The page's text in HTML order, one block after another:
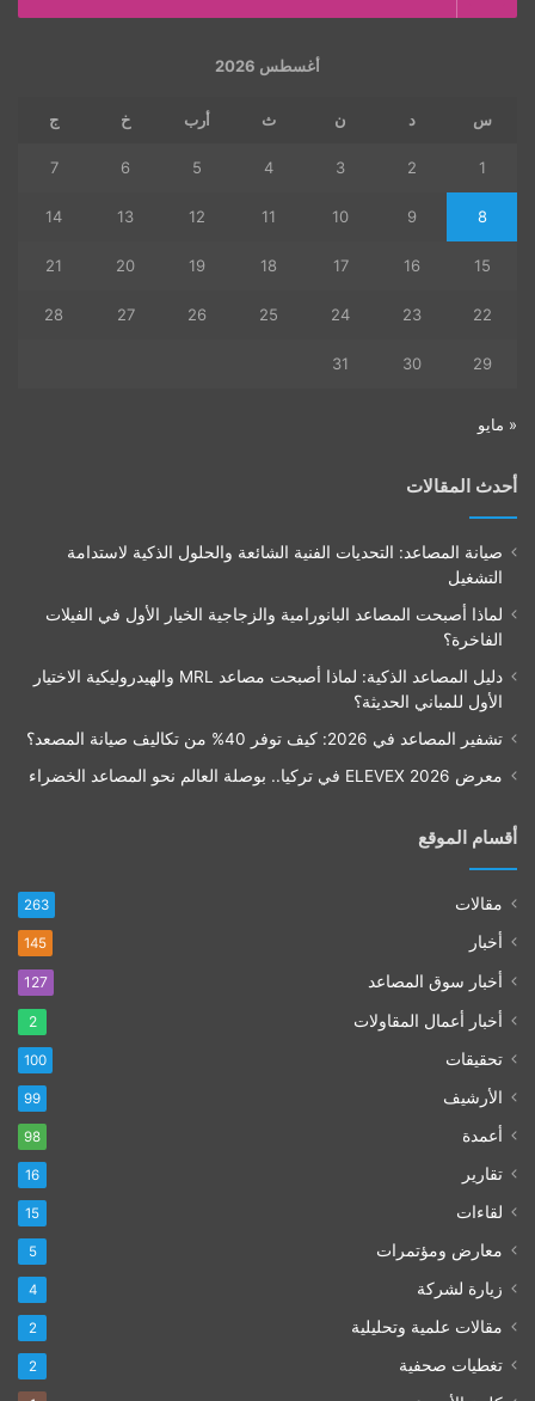
أغسطس 2026
س د ن ث أرب خ ج
1
2
3
4
5
6
7
8
9
10
11
12
13
14
15
16
17
18
19
20
21
22
23
24
25
26
27
28
29
30
31
« مايو
أحدث المقالات
صيانة المصاعد: التحديات الفنية الشائعة والحلول الذكية لاستدامة
التشغيل
لماذا أصبحت المصاعد البانورامية والزجاجية الخيار الأول في الفيلات
الفاخرة؟
دليل المصاعد الذكية: لماذا أصبحت مصاعد MRL والهيدروليكية الاختيار
الأول للمباني الحديثة؟
تشفير المصاعد في 2026: كيف توفر 40% من تكاليف صيانة المصعد؟
معرض ELEVEX 2026 في تركيا.. بوصلة العالم نحو المصاعد الخضراء
أقسام الموقع
مقالات 263
أخبار 145
أخبار سوق المصاعد 127
أخبار أعمال المقاولات 2
تحقيقات 100
الأرشيف 99
أعمدة 98
تقارير 16
لقاءات 15
معارض ومؤتمرات 5
زيارة لشركة 4
مقالات علمية وتحليلية 2
تغطيات صحفية 2